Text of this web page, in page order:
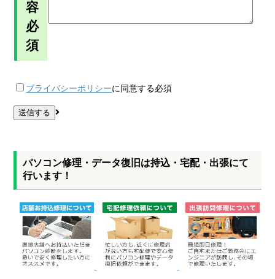
容
必
須
プライバシーポリシーに同意する必須
パソコン修理・データ復旧は持込・宅配・出張にて
行います！